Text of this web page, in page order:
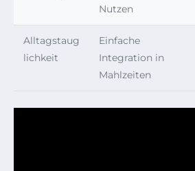
Nutzen
Alltagstaug
lichkeit
Einfache
Integration in
Mahlzeiten